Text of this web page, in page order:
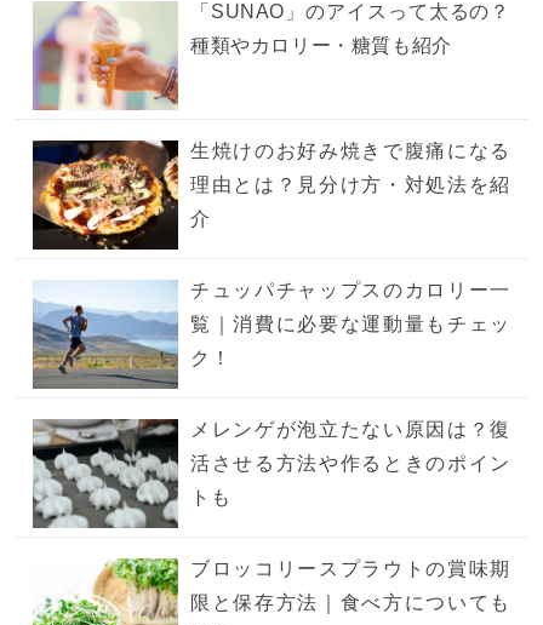
「SUNAO」のアイスって太るの？
種類やカロリー・糖質も紹介
生焼けのお好み焼きで腹痛になる
理由とは？見分け方・対処法を紹
介
チュッパチャップスのカロリー一
覧｜消費に必要な運動量もチェッ
ク！
メレンゲが泡立たない原因は？復
活させる方法や作るときのポイン
トも
ブロッコリースプラウトの賞味期
限と保存方法｜食べ方についても